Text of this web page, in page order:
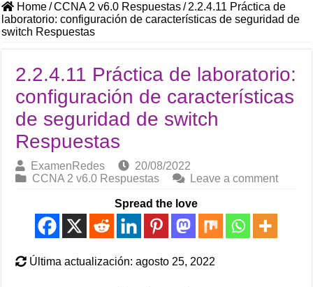
Home/CCNA 2 v6.0 Respuestas/ 2.2.4.11 Práctica de
laboratorio: configuración de características de seguridad de
switch Respuestas
2.2.4.11 Práctica de laboratorio:
configuración de características
de seguridad de switch
Respuestas
ExamenRedes
20/08/2022
CCNA 2 v6.0 Respuestas
Leave a comment
Spread the love
Última actualización: agosto 25, 2022